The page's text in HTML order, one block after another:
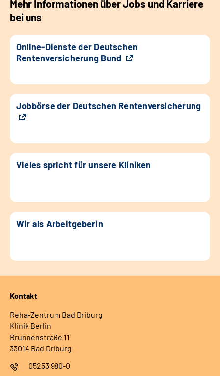
Mehr Informationen über Jobs und Karriere
bei uns
Online-Dienste der Deutschen
Rentenversicherung Bund
Jobbörse der Deutschen Rentenversicherung
Vieles spricht für unsere Kliniken
Wir als Arbeitgeberin
Kontakt
Reha-Zentrum Bad Driburg
Klinik Berlin
Brunnenstraße 11
33014 Bad Driburg
05253 980-0